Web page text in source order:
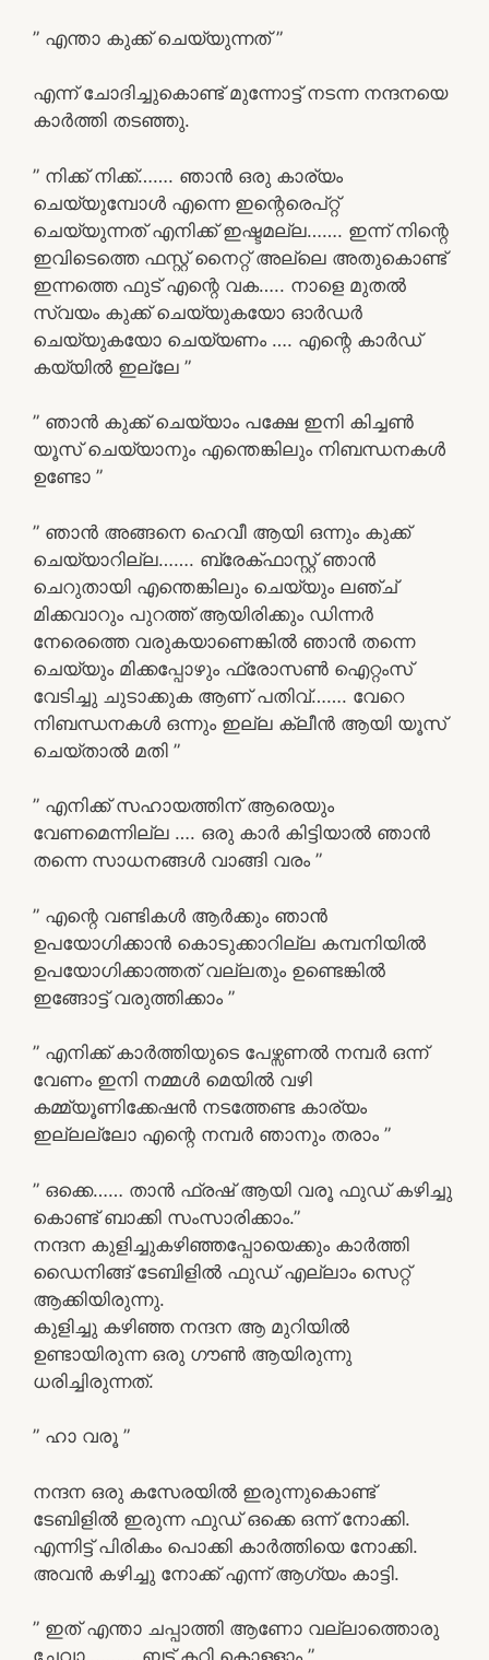
” എന്താ കുക്ക് ചെയ്യുന്നത് ”
എന്ന് ചോദിച്ചുകൊണ്ട് മുന്നോട്ട് നടന്ന നന്ദനയെ
കാർത്തി തടഞ്ഞു.
” നിക്ക് നിക്ക്……. ഞാൻ ഒരു കാര്യം
ചെയ്യുമ്പോൾ എന്നെ ഇന്റെരെപ്റ്റ്
ചെയ്യുന്നത് എനിക്ക് ഇഷ്ടമല്ല……. ഇന്ന് നിന്റെ
ഇവിടെത്തെ ഫസ്റ്റ് നൈറ്റ്‌ അല്ലെ അതുകൊണ്ട്
ഇന്നത്തെ ഫുട് എന്റെ വക….. നാളെ മുതൽ
സ്വയം കുക്ക് ചെയ്യുകയോ ഓർഡർ
ചെയ്യുകയോ ചെയ്യണം …. എന്റെ കാർഡ്
കയ്യിൽ ഇല്ലേ ”
” ഞാൻ കുക്ക് ചെയ്യാം പക്ഷേ ഇനി കിച്ചൺ
യൂസ് ചെയ്യാനും എന്തെങ്കിലും നിബന്ധനകൾ
ഉണ്ടോ ”
” ഞാൻ അങ്ങനെ ഹെവീ ആയി ഒന്നും കുക്ക്
ചെയ്യാറില്ല……. ബ്രേക്ഫാസ്റ്റ് ഞാൻ
ചെറുതായി എന്തെങ്കിലും ചെയ്യും ലഞ്ച്
മിക്കവാറും പുറത്ത് ആയിരിക്കും ഡിന്നർ
നേരെത്തെ വരുകയാണെങ്കിൽ ഞാൻ തന്നെ
ചെയ്യും മിക്കപ്പോഴും ഫ്രോസൺ ഐറ്റംസ്
വേടിച്ചു ചുടാക്കുക ആണ്‌ പതിവ്……. വേറെ
നിബന്ധനകൾ ഒന്നും ഇല്ല ക്ലീൻ ആയി യൂസ്
ചെയ്താൽ മതി ”
” എനിക്ക് സഹായത്തിന് ആരെയും
വേണമെന്നില്ല …. ഒരു കാർ കിട്ടിയാൽ ഞാൻ
തന്നെ സാധനങ്ങൾ വാങ്ങി വരം ”
” എന്റെ വണ്ടികൾ ആർക്കും ഞാൻ
ഉപയോഗിക്കാൻ കൊടുക്കാറില്ല കമ്പനിയിൽ
ഉപയോഗിക്കാത്തത് വല്ലതും ഉണ്ടെങ്കിൽ
ഇങ്ങോട്ട് വരുത്തിക്കാം ”
” എനിക്ക് കാർത്തിയുടെ പേഴ്സണൽ നമ്പർ ഒന്ന്
വേണം ഇനി നമ്മൾ മെയിൽ വഴി
കമ്മ്യൂണിക്കേഷൻ നടത്തേണ്ട കാര്യം
ഇല്ലല്ലോ എന്റെ നമ്പർ ഞാനും തരാം ”
” ഒക്കെ…… താൻ ഫ്രഷ് ആയി വരൂ ഫുഡ്‌ കഴിച്ചു
കൊണ്ട് ബാക്കി സംസാരിക്കാം.”
നന്ദന കുളിച്ചുകഴിഞ്ഞപ്പോയെക്കും കാർത്തി
ഡൈനിങ്ങ് ടേബിളിൽ ഫുഡ്‌ എല്ലാം സെറ്റ്
ആക്കിയിരുന്നു.
കുളിച്ചു കഴിഞ്ഞ നന്ദന ആ മുറിയിൽ
ഉണ്ടായിരുന്ന ഒരു ഗൗൺ ആയിരുന്നു
ധരിച്ചിരുന്നത്.
” ഹാ വരൂ ”
നന്ദന ഒരു കസേരയിൽ ഇരുന്നുകൊണ്ട്
ടേബിളിൽ ഇരുന്ന ഫുഡ്‌ ഒക്കെ ഒന്ന് നോക്കി.
എന്നിട്ട് പിരികം പൊക്കി കാർത്തിയെ നോക്കി.
അവൻ കഴിച്ചു നോക്ക് എന്ന് ആഗ്യം കാട്ടി.
” ഇത് എന്താ ചപ്പാത്തി ആണോ വല്ലാത്തൊരു
ചേവാ………. ബട്ട്‌ കറി കൊള്ളാം ”